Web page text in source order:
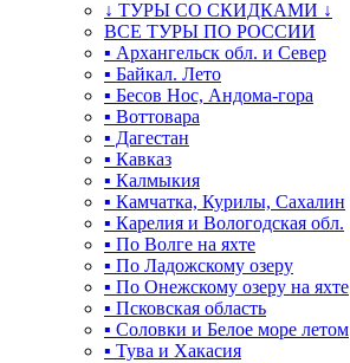
↓ ТУРЫ СО СКИДКАМИ ↓
ВСЕ ТУРЫ ПО РОССИИ
▪ Архангельск обл. и Север
▪ Байкал. Лето
▪ Бесов Нос, Андома-гора
▪ Воттовара
▪ Дагестан
▪ Кавказ
▪ Калмыкия
▪ Камчатка, Курилы, Сахалин
▪ Карелия и Вологодская обл.
▪ По Волге на яхте
▪ По Ладожскому озеру
▪ По Онежскому озеру на яхте
▪ Псковская область
▪ Соловки и Белое море летом
▪ Тува и Хакасия